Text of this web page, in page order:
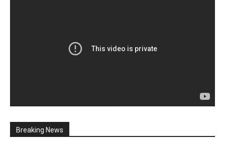
Breaking News